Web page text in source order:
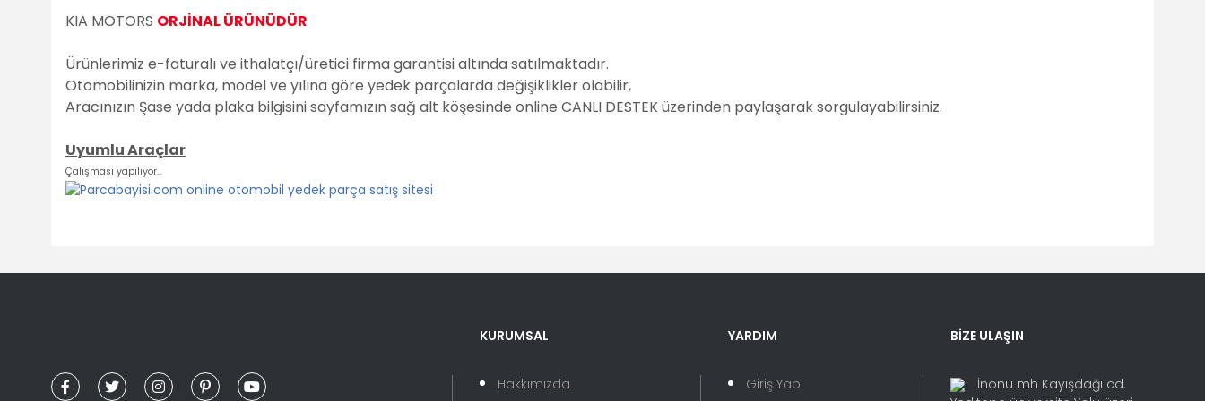
KIA MOTORS ORJİNAL ÜRÜNÜDÜR
Ürünlerimiz e-faturalı ve ithalatçı/üretici firma garantisi altında satılmaktadır.
Otomobilinizin marka, model ve yılına göre yedek parçalarda değişiklikler olabilir,
Aracınızın Şase yada plaka bilgisini sayfamızın sağ alt köşesinde online CANLI DESTEK üzerinden paylaşarak sorgulayabilirsiniz.
Uyumlu Araçlar
Çalışması yapılıyor...
Görüş ve önerileriniz için teşekkür ederiz.
Ürün fiyatı diğer sitelerden daha pahalı.
KURUMSAL
Hakkımızda
YARDIM
Giriş Yap
BİZE ULAŞIN
İnönü mh Kayışdağı cd.